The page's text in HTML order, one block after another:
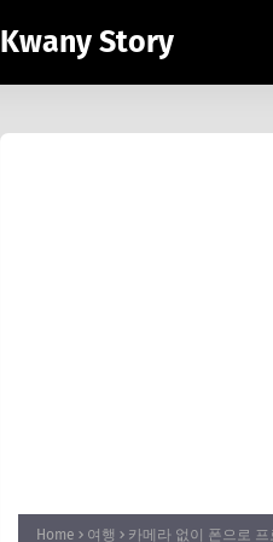
Kwany Story
Home 여행 카메라 없이 폰으로 프